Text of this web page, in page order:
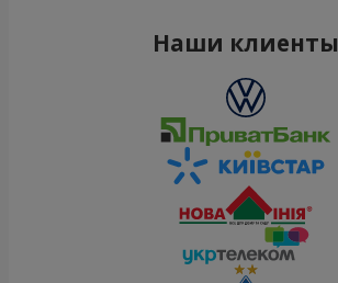
Наши клиенты